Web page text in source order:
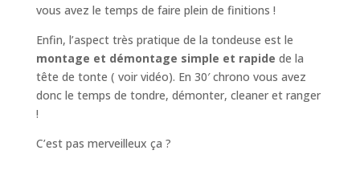
vous avez le temps de faire plein de finitions !
Enfin, l’aspect très pratique de la tondeuse est le
montage et démontage simple et rapide de la
tête de tonte ( voir vidéo). En 30′ chrono vous avez
donc le temps de tondre, démonter, cleaner et ranger
!
C’est pas merveilleux ça ?